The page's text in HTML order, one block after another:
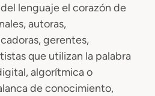
lenguaje el corazón de
autoras,
gerentes,
que utilizan la palabra
algorítmica o
de conocimiento,